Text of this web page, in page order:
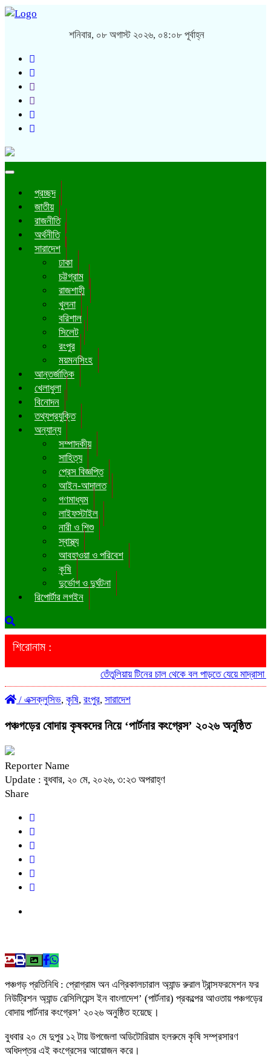
শনিবার, ০৮ অগাস্ট ২০২৬, ০৪:০৮ পূর্বাহ্ন
Toggle
প্রচ্ছদ
জাতীয়
রাজনীতি
অর্থনীতি
সারাদেশ
ঢাকা
চট্টগ্রাম
রাজশাহী
খুলনা
বরিশাল
সিলেট
রংপুর
ময়মনসিংহ
আন্তর্জাতিক
খেলাধুলা
বিনোদন
তথ্যপ্রযুক্তি
অন্যান্য
সম্পাদকীয়
সাহিত্য
প্রেস বিজ্ঞপ্তি
আইন-আদালত
গণমাধ্যম
লাইফস্টাইল
নারী ও শিশু
স্বাস্থ্য
আবহাওয়া ও পরিবেশ
কৃষি
দুর্ভোগ ও দুর্ঘটনা
রিপোর্টার লগইন
শিরোনাম :
তেঁতুলিয়ায় টিনের চাল থেকে বল পাড়তে যেয়ে মাদ্রাসা ছাত্রের মৃত্যু
/ এক্সক্লুসিভ, কৃষি, রংপুর, সারাদেশ
পঞ্চগড়ের বোদায় কৃষকদের নিয়ে ‘পার্টনার কংগ্রেস’ ২০২৬ অনুষ্ঠিত
Reporter Name
Update : বুধবার, ২০ মে, ২০২৬, ৩:২৩ অপরাহ্ণ
Share
পঞ্চগড় প্রতিনিধি : প্রোগ্রাম অন এগ্রিকালচারাল অ্যান্ড রুরাল ট্রান্সফরমেশন ফর
নিউট্রিশন অ্যান্ড রেসিলিয়েন্স ইন বাংলাদেশ’ (পার্টনার) প্রকল্পের আওতায় পঞ্চগড়ের
বোদায় পার্টনার কংগ্রেস’ ২০২৬ অনুষ্ঠিত হয়েছে।
বুধবার ২০ মে দুপুর ১২ টায় উপজেলা অডিটোরিয়াম হলরুমে কৃষি সম্প্রসারণ
অধিদপ্তর এই কংগ্রেসের আয়োজন করে।